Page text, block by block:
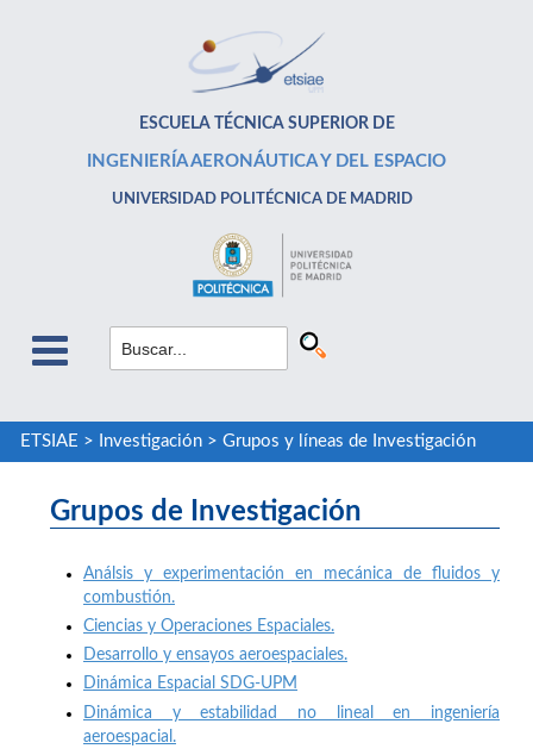
ESCUELA TÉCNICA SUPERIOR DE
INGENIERÍA AERONÁUTICA Y DEL ESPACIO
UNIVERSIDAD POLITÉCNICA DE MADRID
ETSIAE > Investigación> Grupos y líneas de Investigación
Grupos de Investigación
Análsis y experimentación en mecánica de fluidos y
combustión.
Ciencias y Operaciones Espaciales.
Desarrollo y ensayos aeroespaciales.
Dinámica Espacial SDG-UPM
Dinámica y estabilidad no lineal en ingeniería
aeroespacial.